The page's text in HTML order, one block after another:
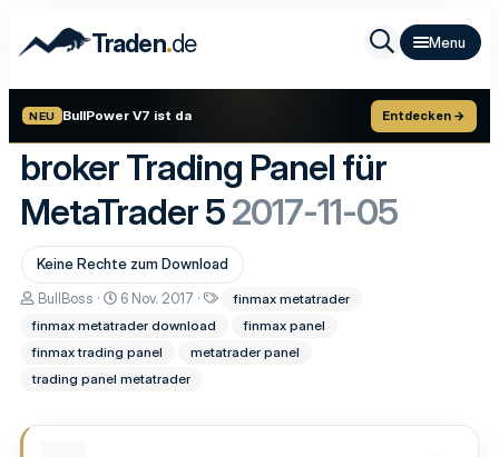
Traden.de
NEU BullPower V7 ist da Entdecken →
broker Trading Panel für
MetaTrader 52017-11-05
Keine Rechte zum Download
A
t
o
BullBoss
D
t
u
E
6 Nov. 2017
l
finmax metatrader
finmax metatrader download
finmax panel
finmax trading panel
metatrader panel
trading panel metatrader